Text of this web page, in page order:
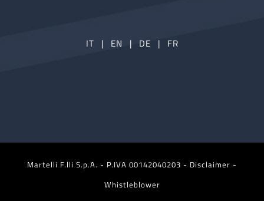
IT | EN | DE | FR
Martelli F.lli S.p.A. - P.IVA 00142040203 - Disclaimer -
Whistleblower